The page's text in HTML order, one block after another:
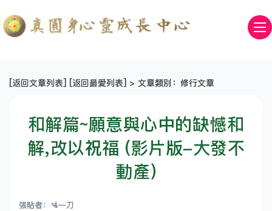
[返回文章列表] [返回最愛列表] > 文章類別：修行文章
和解篇~願意與心中的缺憾和
解,改以祝福 (影片版-大發不
動產)
張貼者：🛂一刀